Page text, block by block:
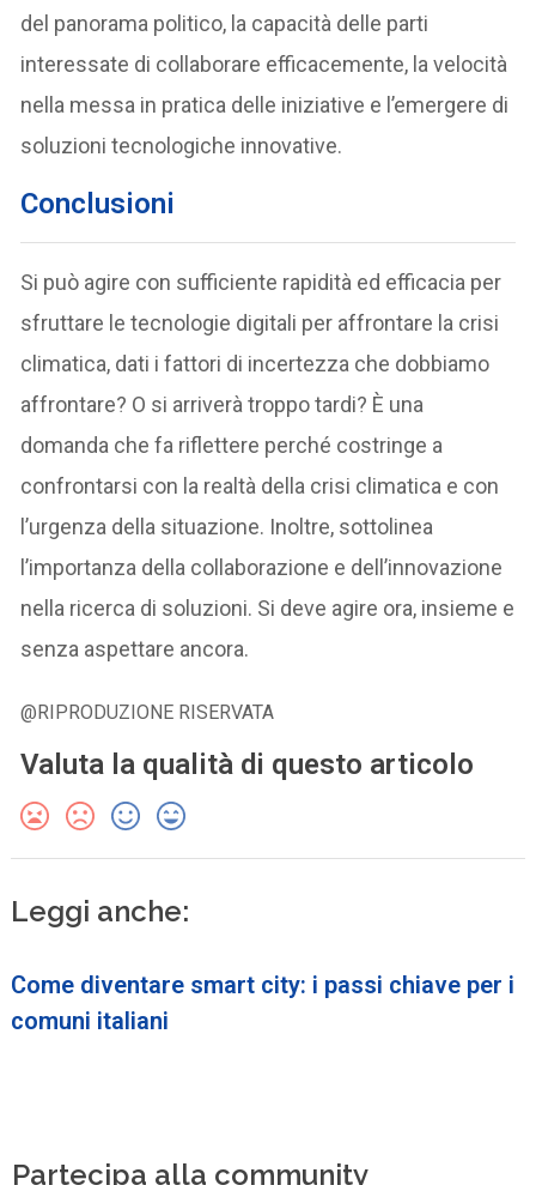
del panorama politico, la capacità delle parti
interessate di collaborare efficacemente, la velocità
nella messa in pratica delle iniziative e l’emergere di
soluzioni tecnologiche innovative.
Conclusioni
Si può agire con sufficiente rapidità ed efficacia per
sfruttare le tecnologie digitali per affrontare la crisi
climatica, dati i fattori di incertezza che dobbiamo
affrontare? O si arriverà troppo tardi? È una
domanda che fa riflettere perché costringe a
confrontarsi con la realtà della crisi climatica e con
l’urgenza della situazione. Inoltre, sottolinea
l’importanza della collaborazione e dell’innovazione
nella ricerca di soluzioni. Si deve agire ora, insieme e
senza aspettare ancora.
@RIPRODUZIONE RISERVATA
Valuta la qualità di questo articolo
Leggi anche:
Come diventare smart city: i passi chiave per i
comuni italiani
Partecipa alla community